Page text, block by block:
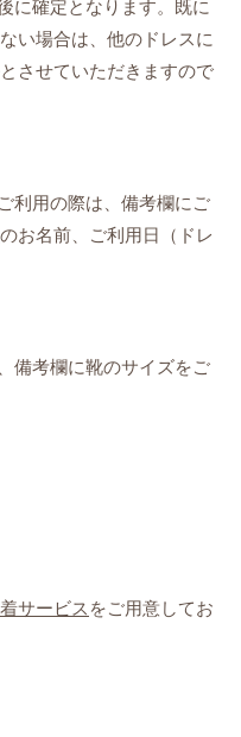
に確定となります。既に
い場合は、他のドレスに
させていただきますので
利用の際は、備考欄にご
お名前、ご利用日（ドレ
備考欄に靴のサイズをご
サービス をご用意してお